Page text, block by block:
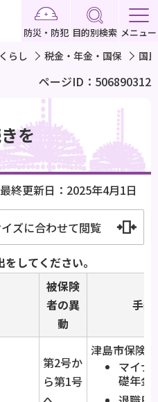
防災・防犯 目的別検索 メニュー
くらし 税金・年金・国保 国
ページID：506890312
を
最終更新日：2025年4月1日
ズに合わせて閲覧
してください。
被保険
者の異
動
手続
第2号か
ら第1号
津島市保険
マイナ
礎年金